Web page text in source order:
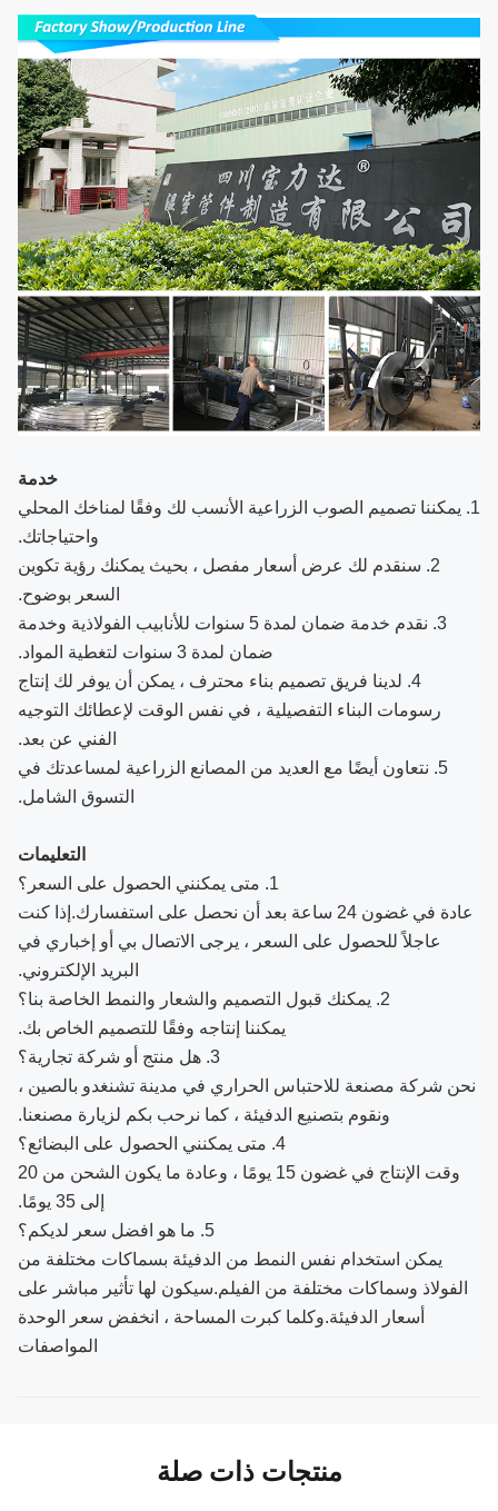
خدمة
1. يمكننا تصميم الصوب الزراعية الأنسب لك وفقًا لمناخك المحلي
واحتياجاتك.
2. سنقدم لك عرض أسعار مفصل ، بحيث يمكنك رؤية تكوين
السعر بوضوح.
3. نقدم خدمة ضمان لمدة 5 سنوات للأنابيب الفولاذية وخدمة
ضمان لمدة 3 سنوات لتغطية المواد.
4. لدينا فريق تصميم بناء محترف ، يمكن أن يوفر لك إنتاج
رسومات البناء التفصيلية ، في نفس الوقت لإعطائك التوجيه
الفني عن بعد.
5. نتعاون أيضًا مع العديد من المصانع الزراعية لمساعدتك في
التسوق الشامل.
التعليمات
1. متى يمكنني الحصول على السعر؟
عادة في غضون 24 ساعة بعد أن نحصل على استفسارك.إذا كنت
عاجلاً للحصول على السعر ، يرجى الاتصال بي أو إخباري في
البريد الإلكتروني.
2. يمكنك قبول التصميم والشعار والنمط الخاصة بنا؟
يمكننا إنتاجه وفقًا للتصميم الخاص بك.
3. هل منتج أو شركة تجارية؟
نحن شركة مصنعة للاحتباس الحراري في مدينة تشنغدو بالصين ،
ونقوم بتصنيع الدفيئة ، كما نرحب بكم لزيارة مصنعنا.
4. متى يمكنني الحصول على البضائع؟
وقت الإنتاج في غضون 15 يومًا ، وعادة ما يكون الشحن من 20
إلى 35 يومًا.
5. ما هو افضل سعر لديكم؟
يمكن استخدام نفس النمط من الدفيئة بسماكات مختلفة من
الفولاذ وسماكات مختلفة من الفيلم.سيكون لها تأثير مباشر على
أسعار الدفيئة.وكلما كبرت المساحة ، انخفض سعر الوحدة
المواصفات
منتجات ذات صلة